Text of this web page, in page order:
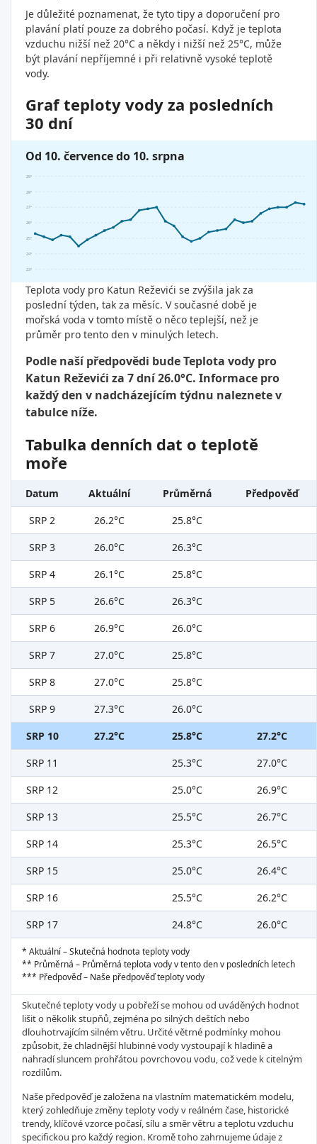
Je důležité poznamenat, že tyto tipy a doporučení pro
plavání platí pouze za dobrého počasí. Když je teplota
vzduchu nižší než 20°C a někdy i nižší než 25°C, může
být plavání nepříjemné i při relativně vysoké teplotě
vody.
Graf teploty vody za posledních
30 dní
Od 10. července do 10. srpna
23°
24°
25°
26°
27°
28°
29°
Teplota vody pro Katun Reževići se zvýšila jak za
poslední týden, tak za měsíc. V současné době je
mořská voda v tomto místě o něco teplejší, než je
průměr pro tento den v minulých letech.
Podle naší předpovědi bude Teplota vody pro
Katun Reževići za 7 dní 26.0°C. Informace pro
každý den v nadcházejícím týdnu naleznete v
tabulce níže.
Tabulka denních dat o teplotě
moře
Datum Aktuální Průměrná
Předpověď
SRP 2
26.2°C
25.8°C
SRP 3
26.0°C
26.3°C
SRP 4
26.1°C
25.8°C
SRP 5
26.6°C
26.3°C
SRP 6
26.9°C
26.0°C
SRP 7
27.0°C
25.8°C
SRP 8
27.0°C
25.8°C
SRP 9
27.3°C
26.0°C
SRP 10
27.2°C 25.8°C
27.2°C
SRP 11
25.3°C
27.0°C
SRP 12
25.0°C
26.9°C
SRP 13
25.5°C
26.7°C
SRP 14
25.3°C
26.5°C
SRP 15
25.0°C
26.4°C
SRP 16
25.5°C
26.2°C
SRP 17
24.8°C 26.0°C
* Aktuální – Skutečná hodnota teploty vody
** Průměrná – Průměrná teplota vody v tento den v posledních letech
*** Předpověď – Naše předpověď teploty vody
Skutečné teploty vody u pobřeží se mohou od uváděných hodnot
lišit o několik stupňů, zejména po silných deštích nebo
dlouhotrvajícím silném větru. Určité větrné podmínky mohou
způsobit, že chladnější hlubinné vody vystoupají k hladině a
nahradí sluncem prohřátou povrchovou vodu, což vede k citelným
rozdílům.
Naše předpověď je založena na vlastním matematickém modelu,
který zohledňuje změny teploty vody v reálném čase, historické
trendy, klíčové vzorce počasí, sílu a směr větru a teplotu vzduchu
specifickou pro každý region. Kromě toho zahrnujeme údaje z